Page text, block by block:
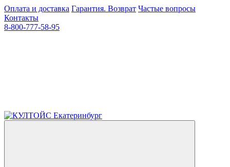
Оплата и доставка Гарантия. Возврат Частые вопросы
Контакты
8-800-777-58-95